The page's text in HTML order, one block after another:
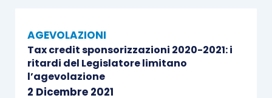
AGEVOLAZIONI
Tax credit sponsorizzazioni 2020-2021: i
ritardi del Legislatore limitano
l’agevolazione
2 Dicembre 2021